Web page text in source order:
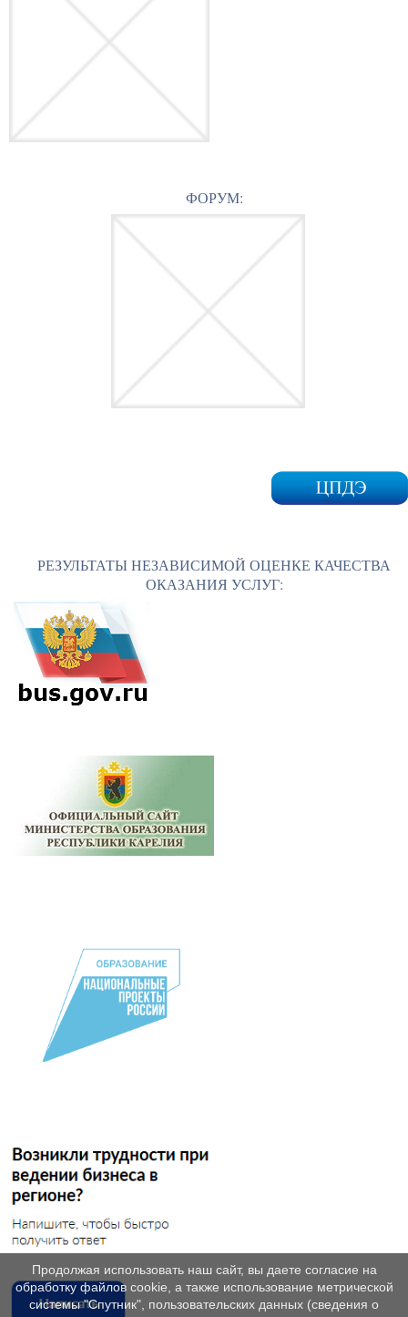
ФОРУМ:
РЕЗУЛЬТАТЫ НЕЗАВИСИМОЙ ОЦЕНКЕ КАЧЕСТВА
ОКАЗАНИЯ УСЛУГ:
Продолжая использовать наш сайт, вы даете согласие на
обработку файлов cookie, а также использование метрической
системы "Спутник", пользовательских данных (сведения о